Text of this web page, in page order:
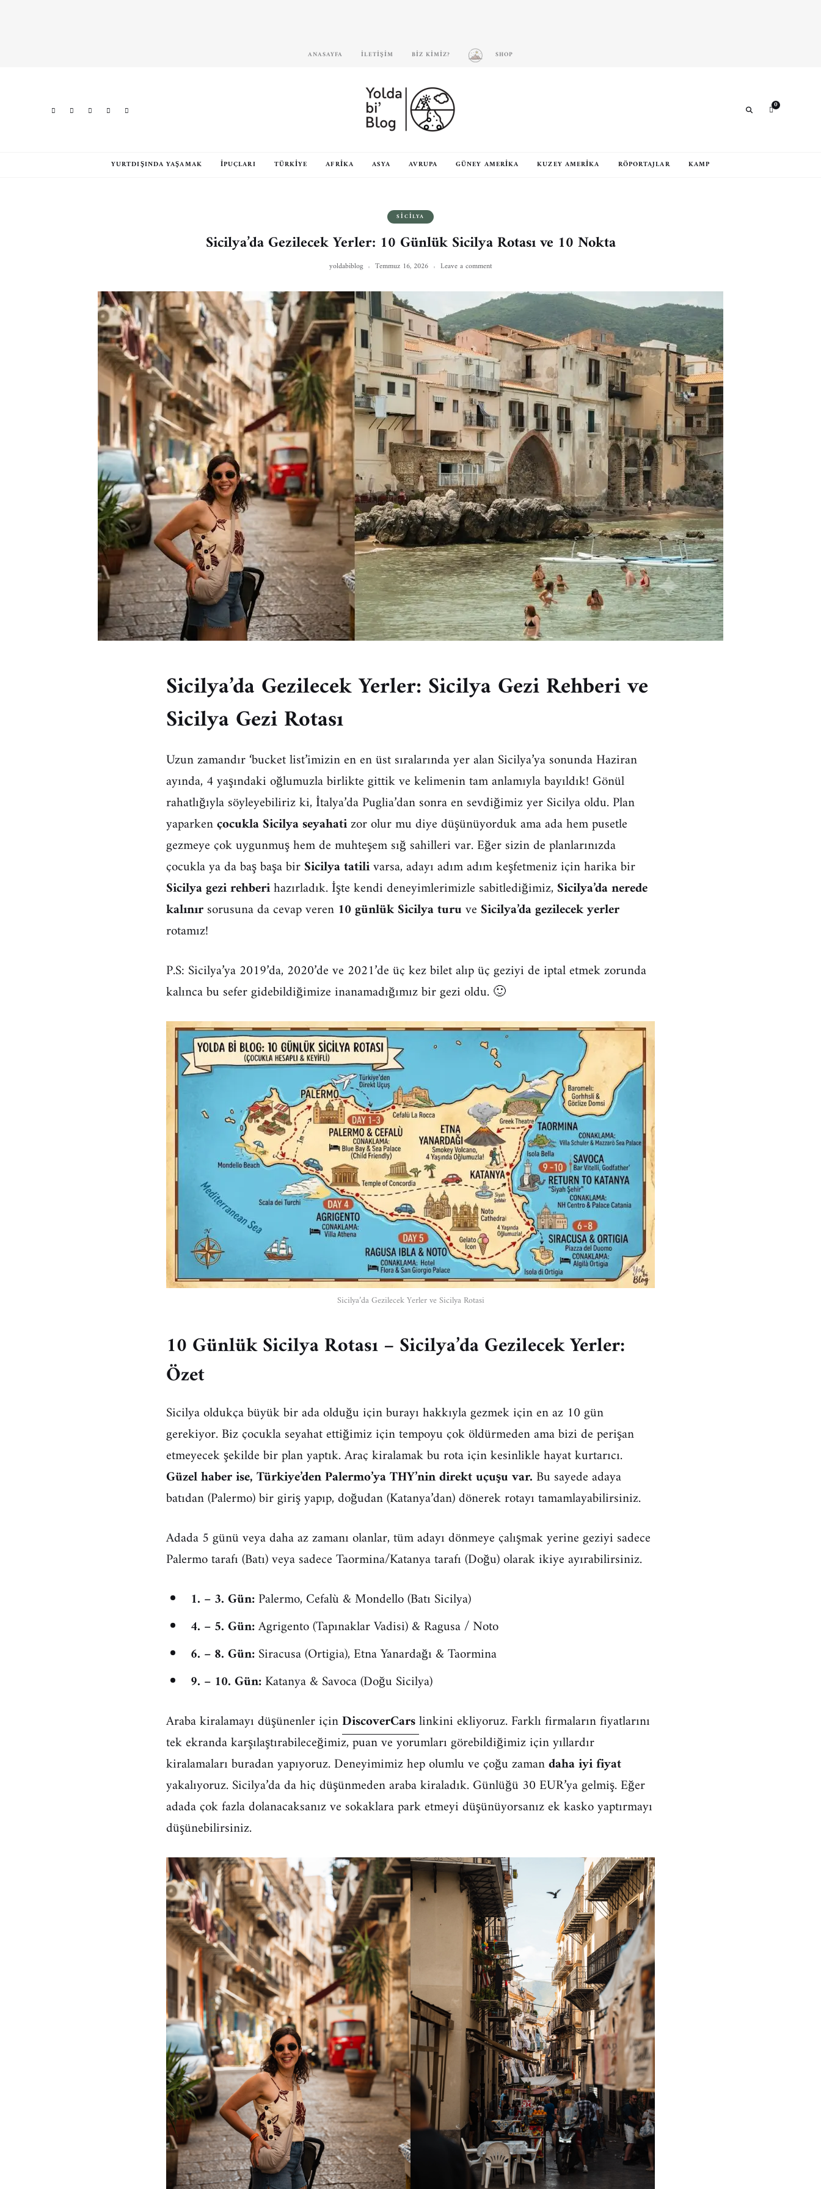
ANASAYFA İLETIŞIM BIZ KIMIZ? SHOP
0
YURTDIŞINDA YAŞAMAK İPUÇLARI TÜRKIYE AFRIKA ASYA AVRUPA GÜNEY AMERIKA KUZEY AMERIKA RÖPORTAJLAR KAMP
SICILYA
Sicilya’da Gezilecek Yerler: 10 Günlük Sicilya Rotası ve 10 Nokta
yoldabiblog Temmuz 16, 2026 Leave a comment
Sicilya’da Gezilecek Yerler: Sicilya Gezi Rehberi ve
Sicilya Gezi Rotası
Uzun zamandır ‘bucket list’imizin en en üst sıralarında yer alan Sicilya’ya sonunda Haziran
ayında, 4 yaşındaki oğlumuzla birlikte gittik ve kelimenin tam anlamıyla bayıldık! Gönül
rahatlığıyla söyleyebiliriz ki, İtalya’da Puglia’dan sonra en sevdiğimiz yer Sicilya oldu. Plan
yaparkençocukla Sicilya seyahatizor olur mu diye düşünüyorduk ama ada hem pusetle
gezmeye çok uygunmuş hem de muhteşem sığ sahilleri var. Eğer sizin de planlarınızda
çocukla ya da baş başa birSicilya tatilivarsa, adayı adım adım keşfetmeniz için harika bir
Sicilya gezi rehberihazırladık. İşte kendi deneyimlerimizle sabitlediğimiz, Sicilya’da nerede
kalınırsorusuna da cevap veren 10 günlük Sicilya turuve Sicilya’da gezilecek yerler
rotamız!
P.S: Sicilya’ya 2019’da, 2020’de ve 2021’de üç kez bilet alıp üç geziyi de iptal etmek zorunda
kalınca bu sefer gidebildiğimize inanamadığımız bir gezi oldu. 🙂
Sicilya’da Gezilecek Yerler ve Sicilya Rotasi
10 Günlük Sicilya Rotası – Sicilya’da Gezilecek Yerler:
Özet
Sicilya oldukça büyük bir ada olduğu için burayı hakkıyla gezmek için en az 10 gün
gerekiyor. Biz çocukla seyahat ettiğimiz için tempoyu çok öldürmeden ama bizi de perişan
etmeyecek şekilde bir plan yaptık. Araç kiralamak bu rota için kesinlikle hayat kurtarıcı.
Güzel haber ise, Türkiye’den Palermo’ya THY’nin direkt uçuşu var. Bu sayede adaya
batıdan (Palermo) bir giriş yapıp, doğudan (Katanya’dan) dönerek rotayı tamamlayabilirsiniz.
Adada 5 günü veya daha az zamanı olanlar, tüm adayı dönmeye çalışmak yerine geziyi sadece
Palermo tarafı (Batı) veya sadece Taormina/Katanya tarafı (Doğu) olarak ikiye ayırabilirsiniz.
1. – 3. Gün:Palermo, Cefalù & Mondello (Batı Sicilya)
4. – 5. Gün:Agrigento (Tapınaklar Vadisi) & Ragusa / Noto
6. – 8. Gün:Siracusa (Ortigia), Etna Yanardağı & Taormina
9. – 10. Gün:Katanya & Savoca (Doğu Sicilya)
Araba kiralamayı düşünenler içinDiscoverCarslinkini ekliyoruz. Farklı firmaların fiyatlarını
tek ekranda karşılaştırabileceğimiz, puan ve yorumları görebildiğimiz için yıllardır
kiralamaları buradan yapıyoruz. Deneyimimiz hep olumlu ve çoğu zamandaha iyi fiyat
yakalıyoruz. Sicilya’da da hiç düşünmeden araba kiraladık. Günlüğü 30 EUR’ya gelmiş. Eğer
adada çok fazla dolanacaksanız ve sokaklara park etmeyi düşünüyorsanız ek kasko yaptırmayı
düşünebilirsiniz.